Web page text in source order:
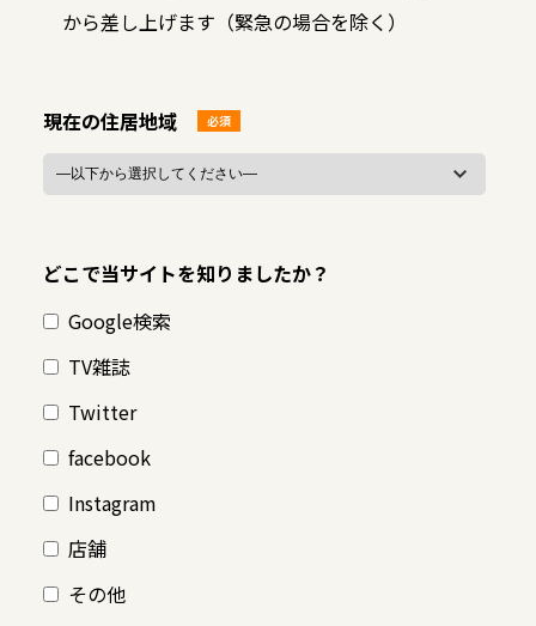
から差し上げます（緊急の場合を除く）
現在の住居地域 必須
どこで当サイトを知りましたか？
Google検索
TV雑誌
Twitter
facebook
Instagram
店舗
その他